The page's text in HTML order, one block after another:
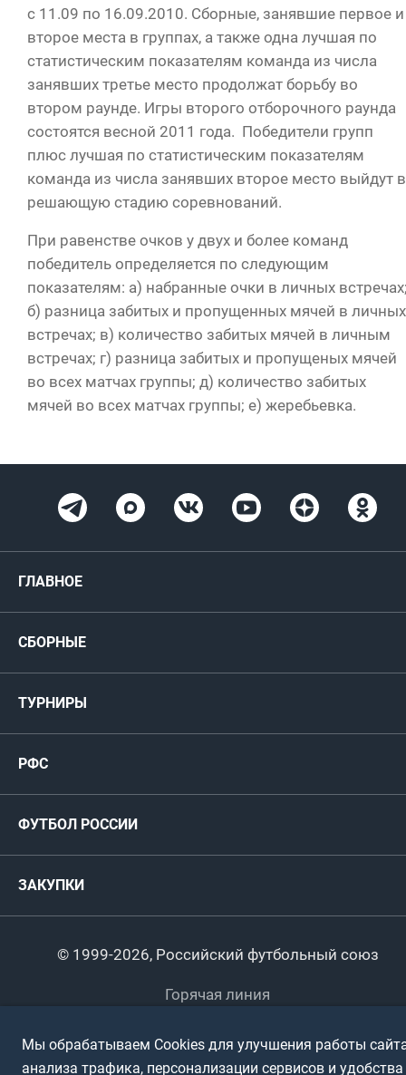
с 11.09 по 16.09.2010. Сборные, занявшие первое и
второе места в группах, а также одна лучшая по
статистическим показателям команда из числа
занявших третье место продолжат борьбу во
втором раунде. Игры второго отборочного раунда
состоятся весной 2011 года. Победители групп
плюс лучшая по статистическим показателям
команда из числа занявших второе место выйдут в
решающую стадию соревнований.
При равенстве очков у двух и более команд
победитель определяется по следующим
показателям: а) набранные очки в личных
б) разница забитых и пропущенных мячей в личных
встречах; в) количество забитых мячей в личным
встречах; г) разница забитых и пропущеных мячей
во всех матчах группы; д) количество забитых
мячей во всех матчах группы; е) жеребьевка.
ГЛАВНОЕ
Карта болельщика
СБОРНЫЕ
Футзал
Титулы и трофеи
ТУРНИРЫ
Международные
Турниры клубов
РФС
Регионы
ФУТБОЛ РОССИИ
Пляжный Любители
Спортшколы
ЗАКУПКИ
© 1999-2026, Российский футбольный союз
Горячая линия
Политика обработки персональных данных
Мы обрабатываем Cookies для улучшения работы
анализа трафика, персонализации сервисов и удобства